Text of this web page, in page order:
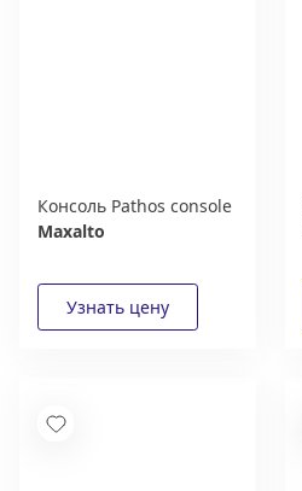
Консоль Pathos console
Maxalto